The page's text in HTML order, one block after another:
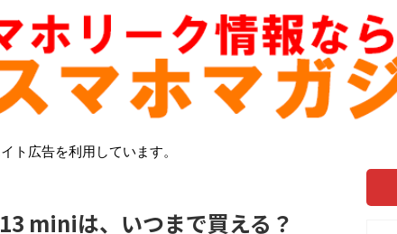
ト広告を利用しています。
miniは、いつまで買える？